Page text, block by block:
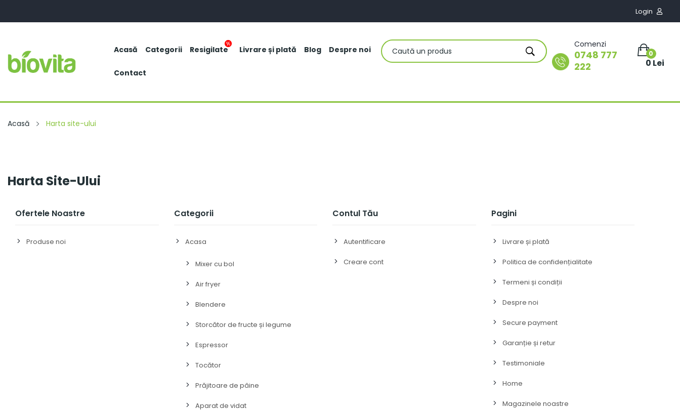
Login 
Acasă Categorii Resigilate Livrare și plată Blog Despre noi
Contact
0
0 Lei
Comenzi
0748 777
222
Acasă Harta site-ului
Harta Site-Ului
Ofertele Noastre
Produse noi
Categorii
Acasa
Mixer cu bol
Air fryer
Blendere
Storcător de fructe și legume
Espressor
Tocător
Prăjitoare de pâine
Aparat de vidat
Contul Tău
Autentificare
Creare cont
Pagini
Livrare și plată
Politica de confidențialitate
Termeni și condiții
Despre noi
Secure payment
Garanție și retur
Testimoniale
Home
Magazinele noastre